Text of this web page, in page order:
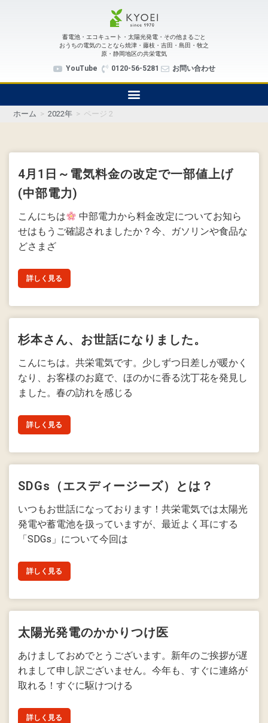
蓄電池・エコキュート・太陽光発電・その他まるごと
おうちの電気のことなら焼津・藤枝・吉田・島田・牧之
原・静岡地区の共栄電気
YouTube 0120-56-5281 お問い合わせ
ホーム > 2022年 > ページ 2
4月1日～電気料金の改定で一部値上げ
(中部電力)
こんにちは
中部電力から料金改定についてお知ら
せはもうご確認されましたか？今、ガソリンや食品な
どさまざ
詳しく見る
杉本さん、お世話になりました。
こんにちは。共栄電気です。少しずつ日差しが暖かく
なり、お客様のお庭で、ほのかに香る沈丁花を発見し
ました。春の訪れを感じる
詳しく見る
SDGs（エスディージーズ）とは？
いつもお世話になっております！共栄電気では太陽光
発電や蓄電池を扱っていますが、最近よく耳にする
「SDGs」について今回は
詳しく見る
太陽光発電のかかりつけ医
あけましておめでとうございます。新年のご挨拶が遅
れまして申し訳ございません。今年も、すぐに連絡が
取れる！すぐに駆けつける
詳しく見る